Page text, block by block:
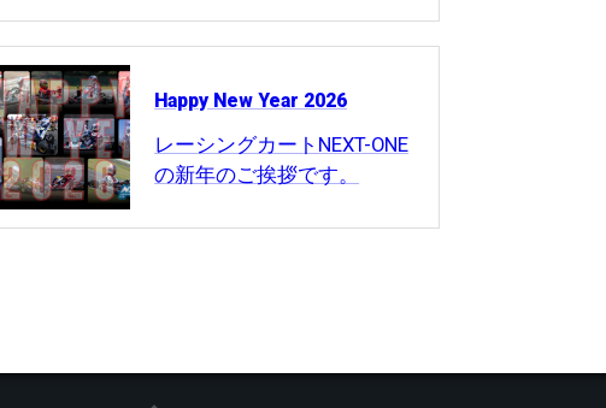
Happy New Year 2026
レーシングカートNEXT-ONE
の新年のご挨拶です。